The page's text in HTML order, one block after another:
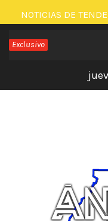
Saltar
al
contenido
NOTICIAS DE
Exclusivo